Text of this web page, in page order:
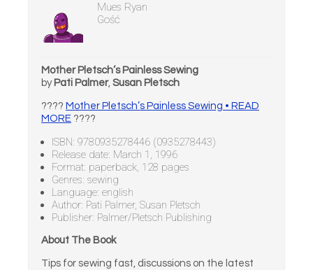
Mues Ryan
Gość
Mother Pletsch’s Painless Sewing
by Pati Palmer, Susan Pletsch
???? Mother Pletsch’s Painless Sewing • READ
MORE ????
ISBN: 9780935278446 (0935278443)
Release date: March 1, 1996
Format: paperback, 128 pages
Genres: sewing
Language: english
Author: Pati Palmer, Susan Pletsch
Publisher: Palmer/Pletsch Publishing
About The Book
Tips for sewing fast, discussions on the latest